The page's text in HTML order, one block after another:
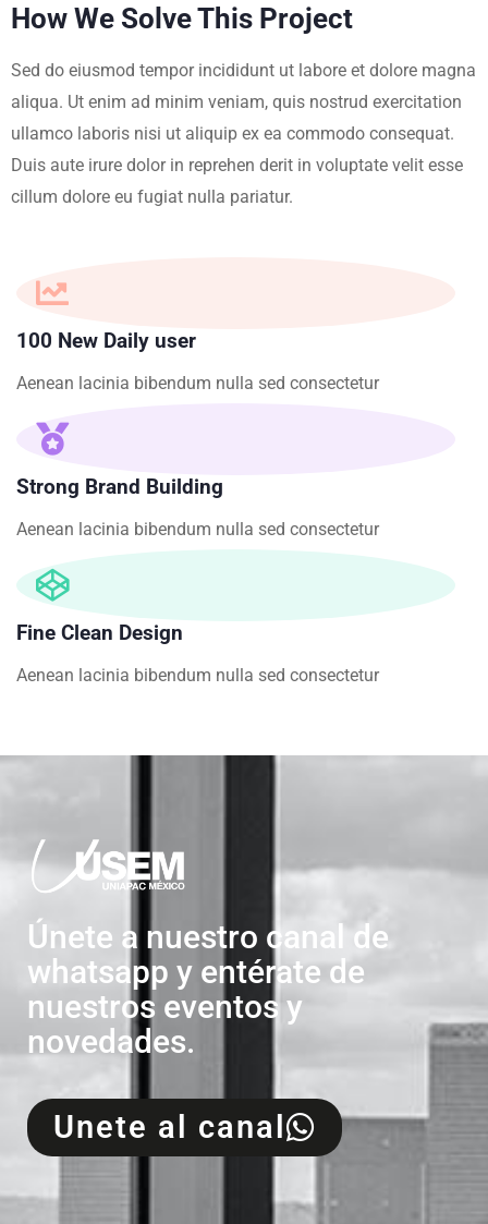
How We Solve This Project
Sed do eiusmod tempor incididunt ut labore et dolore magna
aliqua. Ut enim ad minim veniam, quis nostrud exercitation
ullamco laboris nisi ut aliquip ex ea commodo consequat.
Duis aute irure dolor in reprehen derit in voluptate velit esse
cillum dolore eu fugiat nulla pariatur.
100 New Daily user
Aenean lacinia bibendum nulla sed consectetur
Strong Brand Building
Aenean lacinia bibendum nulla sed consectetur
Fine Clean Design
Aenean lacinia bibendum nulla sed consectetur
Únete a nuestro canal de
whatsapp y entérate de
nuestros eventos y
novedades.
Unete al canal